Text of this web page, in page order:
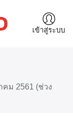
เข้าสู่ระบบ
ม 2561 (ช่วง